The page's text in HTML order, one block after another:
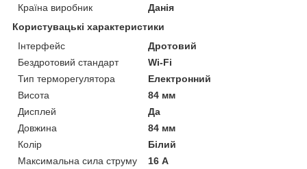
Країна виробник
Данія
Користувацькі характеристики
Інтерфейс
Дротовий
Бездротовий стандарт
Wi-Fi
Тип терморегулятора
Електронний
Висота
84 мм
Дисплей
Да
Довжина
84 мм
Колір
Білий
Максимальна сила струму
16 А